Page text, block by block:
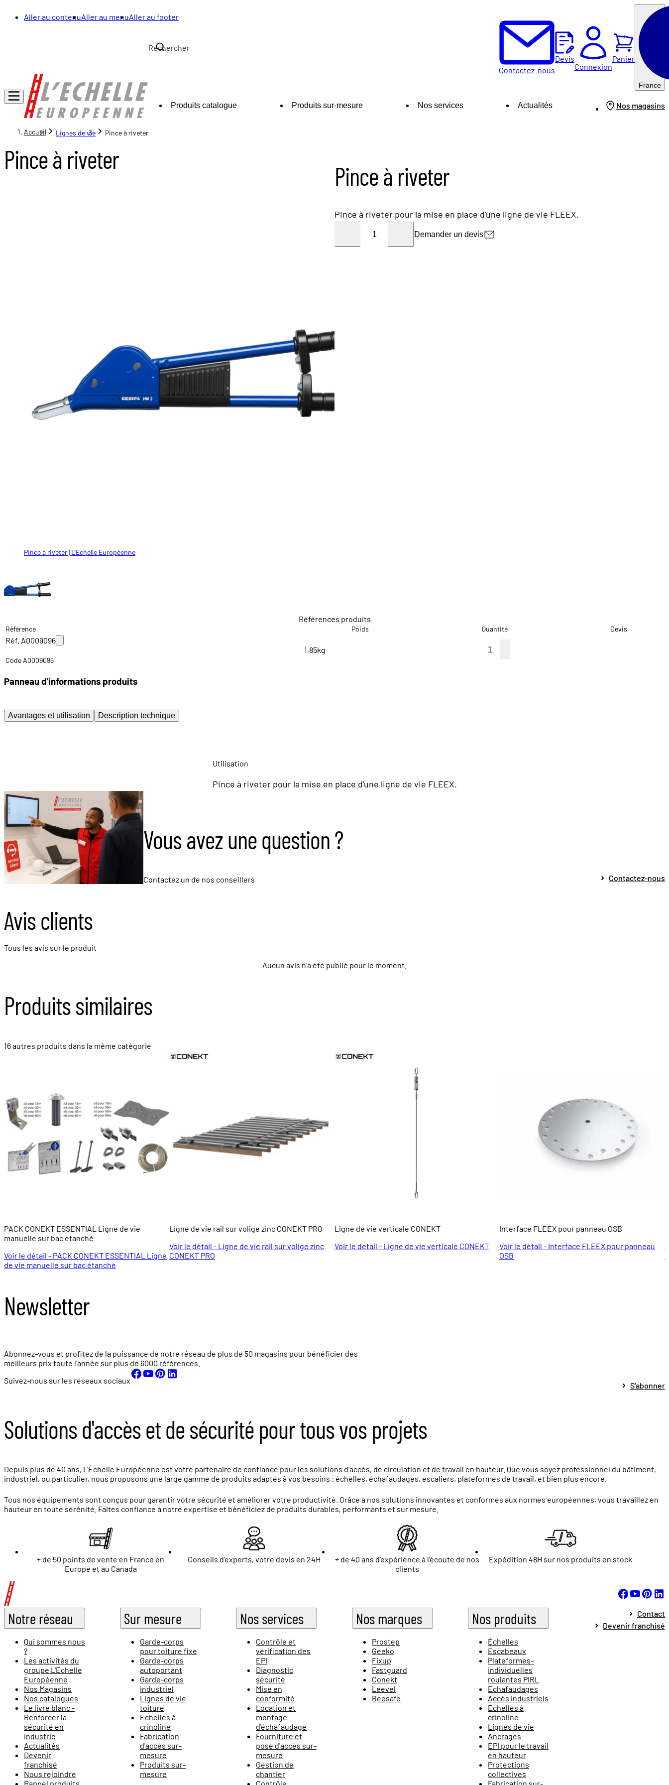
Aller au contenuAller au menuAller au footer
Contactez-nous
Devis
Connexion
Panier
0
France
Produits catalogue Produits sur-mesure Nos services Actualités Nos magasins
Accueil Lignes de vie Pince à riveter
Pince à riveter
Pince à riveter | L'Echelle Européenne
Pince à riveter
Pince à riveter pour la mise en place d'une ligne de vie FLEEX.
Demander un devis
Références produits
Référence Poids Quantité Devis
Réf. A0009096
Code A0009096
1,85kg
Panneau d'informations produits
Avantages et utilisation Description technique
Utilisation
Pince à riveter pour la mise en place d'une ligne de vie FLEEX.
Vous avez une question ?
Contactez un de nos conseillers Contactez-nous
Avis clients
Tous les avis sur le produit
Aucun avis n'a été publié pour le moment.
Produits similaires
16 autres produits dans la même catégorie
PACK CONEKT ESSENTIAL Ligne de vie
manuelle sur bac étanché
Voir le détail - PACK CONEKT ESSENTIAL Ligne
de vie manuelle sur bac étanché
Ligne de vie rail sur volige zinc CONEKT PRO
Voir le détail - Ligne de vie rail sur volige zinc
CONEKT PRO
Ligne de vie verticale CONEKT
Voir le détail - Ligne de vie verticale CONEKT
Interface FLEEX pour panneau OSB
Voir le détail - Interface FLEEX pour panneau
OSB
Newsletter
Abonnez-vous et profitez de la puissance de notre réseau de plus de 50 magasins pour bénéficier des
meilleurs prix toute l'année sur plus de 6000 références.
Suivez-nous sur les réseaux sociaux
S'abonner
Solutions d'accès et de sécurité pour tous vos projets
Depuis plus de 40 ans, L'Échelle Européenne est votre partenaire de confiance pour les solutions d'accès, de circulation et de travail en hauteur. Que vous soyez professionnel du bâtiment,
industriel, ou particulier, nous proposons une large gamme de produits adaptés à vos besoins : échelles, échafaudages, escaliers, plateformes de travail, et bien plus encore.
Tous nos équipements sont conçus pour garantir votre sécurité et améliorer votre productivité. Grâce à nos solutions innovantes et conformes aux normes européennes, vous travaillez en
hauteur en toute sérénité. Faites confiance à notre expertise et bénéficiez de produits durables, performants et sur mesure.
+ de 50 points de vente en France en
Europe et au Canada
Conseils d'experts, votre devis en 24H
+ de 40 ans d'expérience à l'écoute de nos
clients
Expédition 48H sur nos produits en stock
Notre réseau
Qui sommes nous
?
Les activités du
groupe L'Echelle
Européenne
Nos Magasins
Nos catalogues
Le livre blanc -
Renforcer la
sécurité en
industrie
Actualités
Devenir
franchisé
Nous rejoindre
Sur mesure
Garde-corps
pour toiture fixe
Garde-corps
autoportant
Garde-corps
industriel
Lignes de vie
toiture
Echelles à
crinoline
Fabrication
d'accès sur-
mesure
Produits sur-
mesure
Nos services
Contrôle et
vérification des
EPI
Diagnostic
sécurité
Mise en
conformité
Location et
montage
d'échafaudage
Fourniture et
pose d'accès sur-
mesure
Gestion de
chantier
Nos marques
Prostep
Geeko
Fixup
Fastguard
Conekt
Leevel
Beesafe
Nos produits
Échelles
Escabeaux
Plateformes-
individuelles
roulantes PIRL
Echafaudages
Accès industriels
Echelles à
crinoline
Lignes de vie
Ancrages
EPI pour le travail
en hauteur
Protections
collectives
Contact
Devenir franchisé